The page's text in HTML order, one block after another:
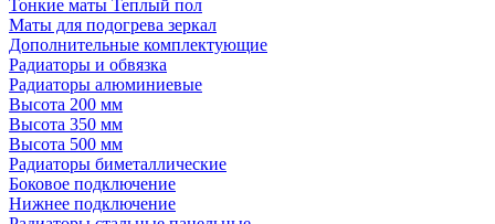
Тонкие маты Теплый пол
Маты для подогрева зеркал
Дополнительные комплектующие
Радиаторы и обвязка
Радиаторы алюминиевые
Высота 200 мм
Высота 350 мм
Высота 500 мм
Радиаторы биметаллические
Боковое подключение
Нижнее подключение